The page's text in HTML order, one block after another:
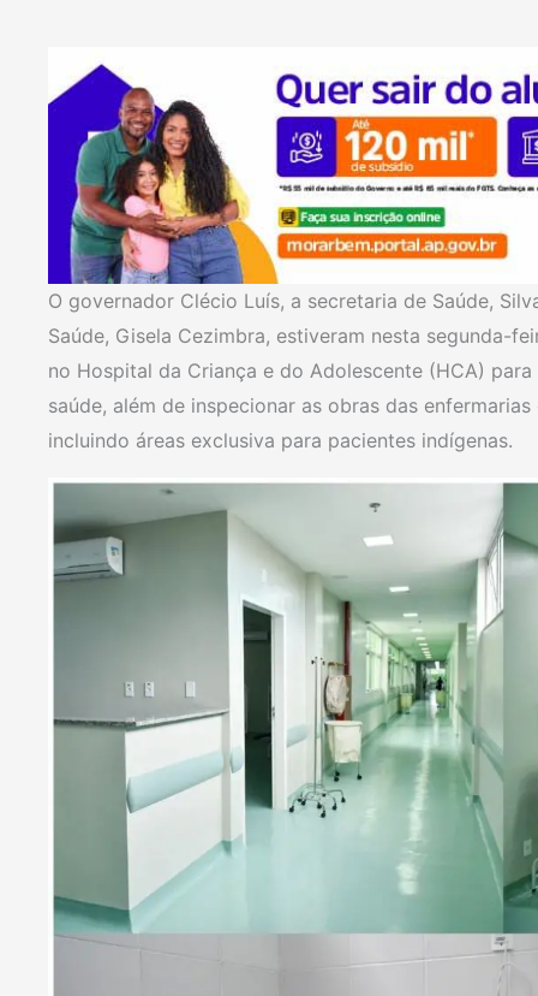
O governador Clécio Luís, a secretaria de Saúde,
Saúde, Gisela Cezimbra, estiveram nesta segunda-
no Hospital da Criança e do Adolescente (HCA)
saúde, além de inspecionar as obras das
incluindo áreas exclusiva para pacientes indígenas.